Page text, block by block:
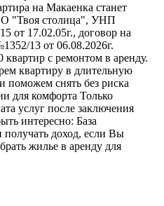
на Макаенка станет
"Твоя столица", УНП
от 17.02.05г., договор на
13 от 06.08.2026г.
с ремонтом в аренду.
квартиру в длительную
поможем снять без риска
для комфорта Только
услуг после заключения
интересно: База
получать доход, если Вы
жилье в аренду для